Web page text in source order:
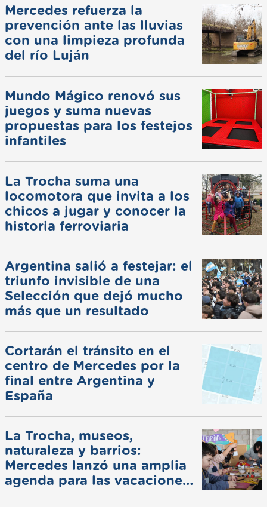
Mercedes refuerza la
prevención ante las lluvias
con una limpieza profunda
del río Luján
Mundo Mágico renovó sus
juegos y suma nuevas
propuestas para los festejos
infantiles
La Trocha suma una
locomotora que invita a los
chicos a jugar y conocer la
historia ferroviaria
Argentina salió a festejar: el
triunfo invisible de una
Selección que dejó mucho
más que un resultado
Cortarán el tránsito en el
centro de Mercedes por la
final entre Argentina y
España
La Trocha, museos,
naturaleza y barrios:
Mercedes lanzó una amplia
agenda para las vacaciones